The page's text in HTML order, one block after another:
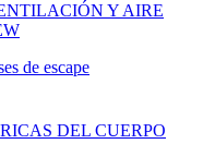
Y AIRE
de escape
DEL CUERPO